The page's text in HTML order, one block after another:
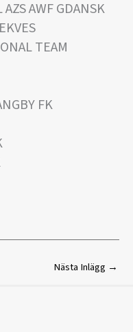
AWF GDANSK
TEAM
FK
Nästa Inlägg →